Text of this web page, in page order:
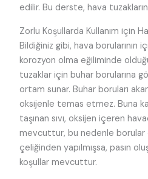
edilir. Bu derste, hava
Zorlu Koşullarda Kullanım için
Bildiğiniz gibi, hava borularının
korozyon olma eğiliminde
tuzaklar için buhar borularına
ortam sunar. Buhar boruları
oksijenle temas etmez. Buna
taşınan sıvı, oksijen içeren
mevcuttur, bu nedenle borular
çeliğinden yapılmışsa, pasın
koşullar mevcuttur.